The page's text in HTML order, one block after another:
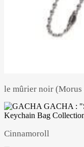
le mûrier noir (Morus
Cinnamoroll